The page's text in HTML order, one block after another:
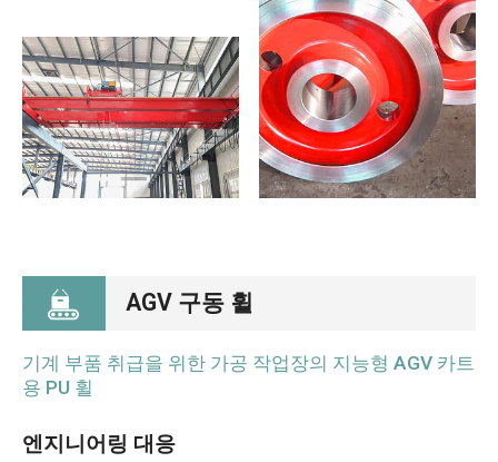
AGV 구동 휠
기계 부품 취급을 위한 가공 작업장의 지능형 AGV 카트
용 PU 휠
엔지니어링 대응